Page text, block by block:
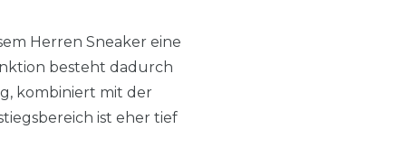
Herren Sneaker eine
besteht dadurch
kombiniert mit der
ist eher tief